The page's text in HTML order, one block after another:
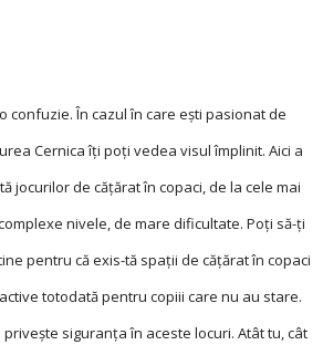
confuzie. În cazul în care ești pasionat de
Cernica îți poți vedea visul împlinit. Aici a
jocurilor de cățărat în copaci, de la cele mai
nivele, de mare dificultate. Poți să-ți
pentru că exis-tă spații de cățărat în copaci
toto­dată pentru copiii care nu au stare.
siguranța în aceste locuri. Atât tu, cât